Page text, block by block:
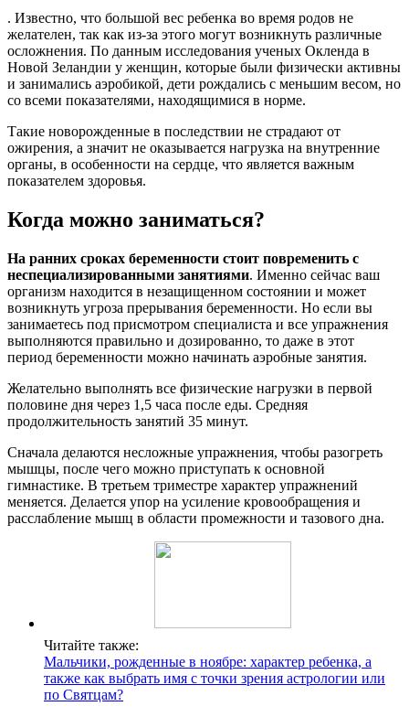
. Известно, что большой вес ребенка во время родов не
желателен, так как из-за этого могут возникнуть различные
осложнения. По данным исследования ученых Окленда в
Новой Зеландии у женщин, которые были физически активны
и занимались аэробикой, дети рождались с меньшим весом, но
со всеми показателями, находящимися в норме.
Такие новорожденные в последствии не страдают от
ожирения, а значит не оказывается нагрузка на внутренние
органы, в особенности на сердце, что является важным
показателем здоровья.
Когда можно заниматься?
На ранних сроках беременности стоит повременить с
неспециализированными занятиями. Именно сейчас ваш
организм находится в незащищенном состоянии и может
возникнуть угроза прерывания беременности. Но если вы
занимаетесь под присмотром специалиста и все упражнения
выполняются правильно и дозированно, то даже в этот
период беременности можно начинать аэробные занятия.
Желательно выполнять все физические нагрузки в первой
половине дня через 1,5 часа после еды. Средняя
продолжительность занятий 35 минут.
Сначала делаются несложные упражнения, чтобы разогреть
мышцы, после чего можно приступать к основной
гимнастике. В третьем триместре характер упражнений
меняется. Делается упор на усиление кровообращения и
расслабление мышц в области промежности и тазового дна.
Читайте также:
Мальчики, рожденные в ноябре: характер ребенка, а
также как выбрать имя с точки зрения астрологии или
по Святцам?